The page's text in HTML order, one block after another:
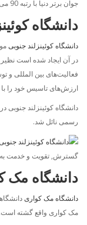
جوان برتر دنیا با رتبه 90 می‌باشد.
دانشگاه
دانشگاه کوئینزلند جنوبی
در آن ایجاد شده است
فعالیت‌های بین المللی و
ارزش‌های تاسیس خود را
رسمی نائل شد.
گسترش, تقویت و خدمت به
دانشگاه مک
دانشگاه مک کواری
مک کواری واقع گشته است.